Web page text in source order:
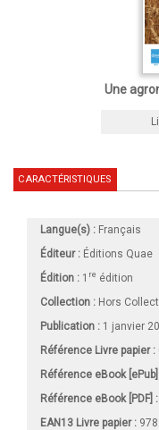
Une
CARACTÉRISTIQUES
Langue(s) : Français
Éditeur : Éditions Quae
Édition : 1 re édition
Collection : Hors
Publication : 1 janvier
Référence Livre papier :
Référence eBook
Référence eBook [PDF] :
EAN13 Livre papier :